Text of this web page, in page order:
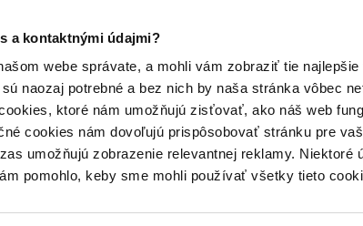
a kontaktnými údajmi?
webe správate, a mohli vám zobraziť tie najlepšie
naozaj potrebné a bez nich by naša stránka vôbec
ktoré nám umožňujú zisťovať, ako náš web
cookies nám dovoľujú prispôsobovať stránku pre
umožňujú zobrazenie relevantnej reklamy. Niektoré
pomohlo, keby sme mohli používať všetky tieto